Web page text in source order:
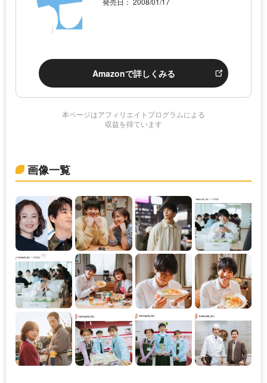
Amazonで詳しくみる
本ページはアフィリエイトプログラムによる
収益を得ています
画像一覧